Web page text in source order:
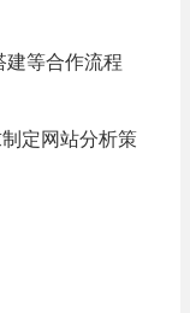
建等合作流程
定网站分析策